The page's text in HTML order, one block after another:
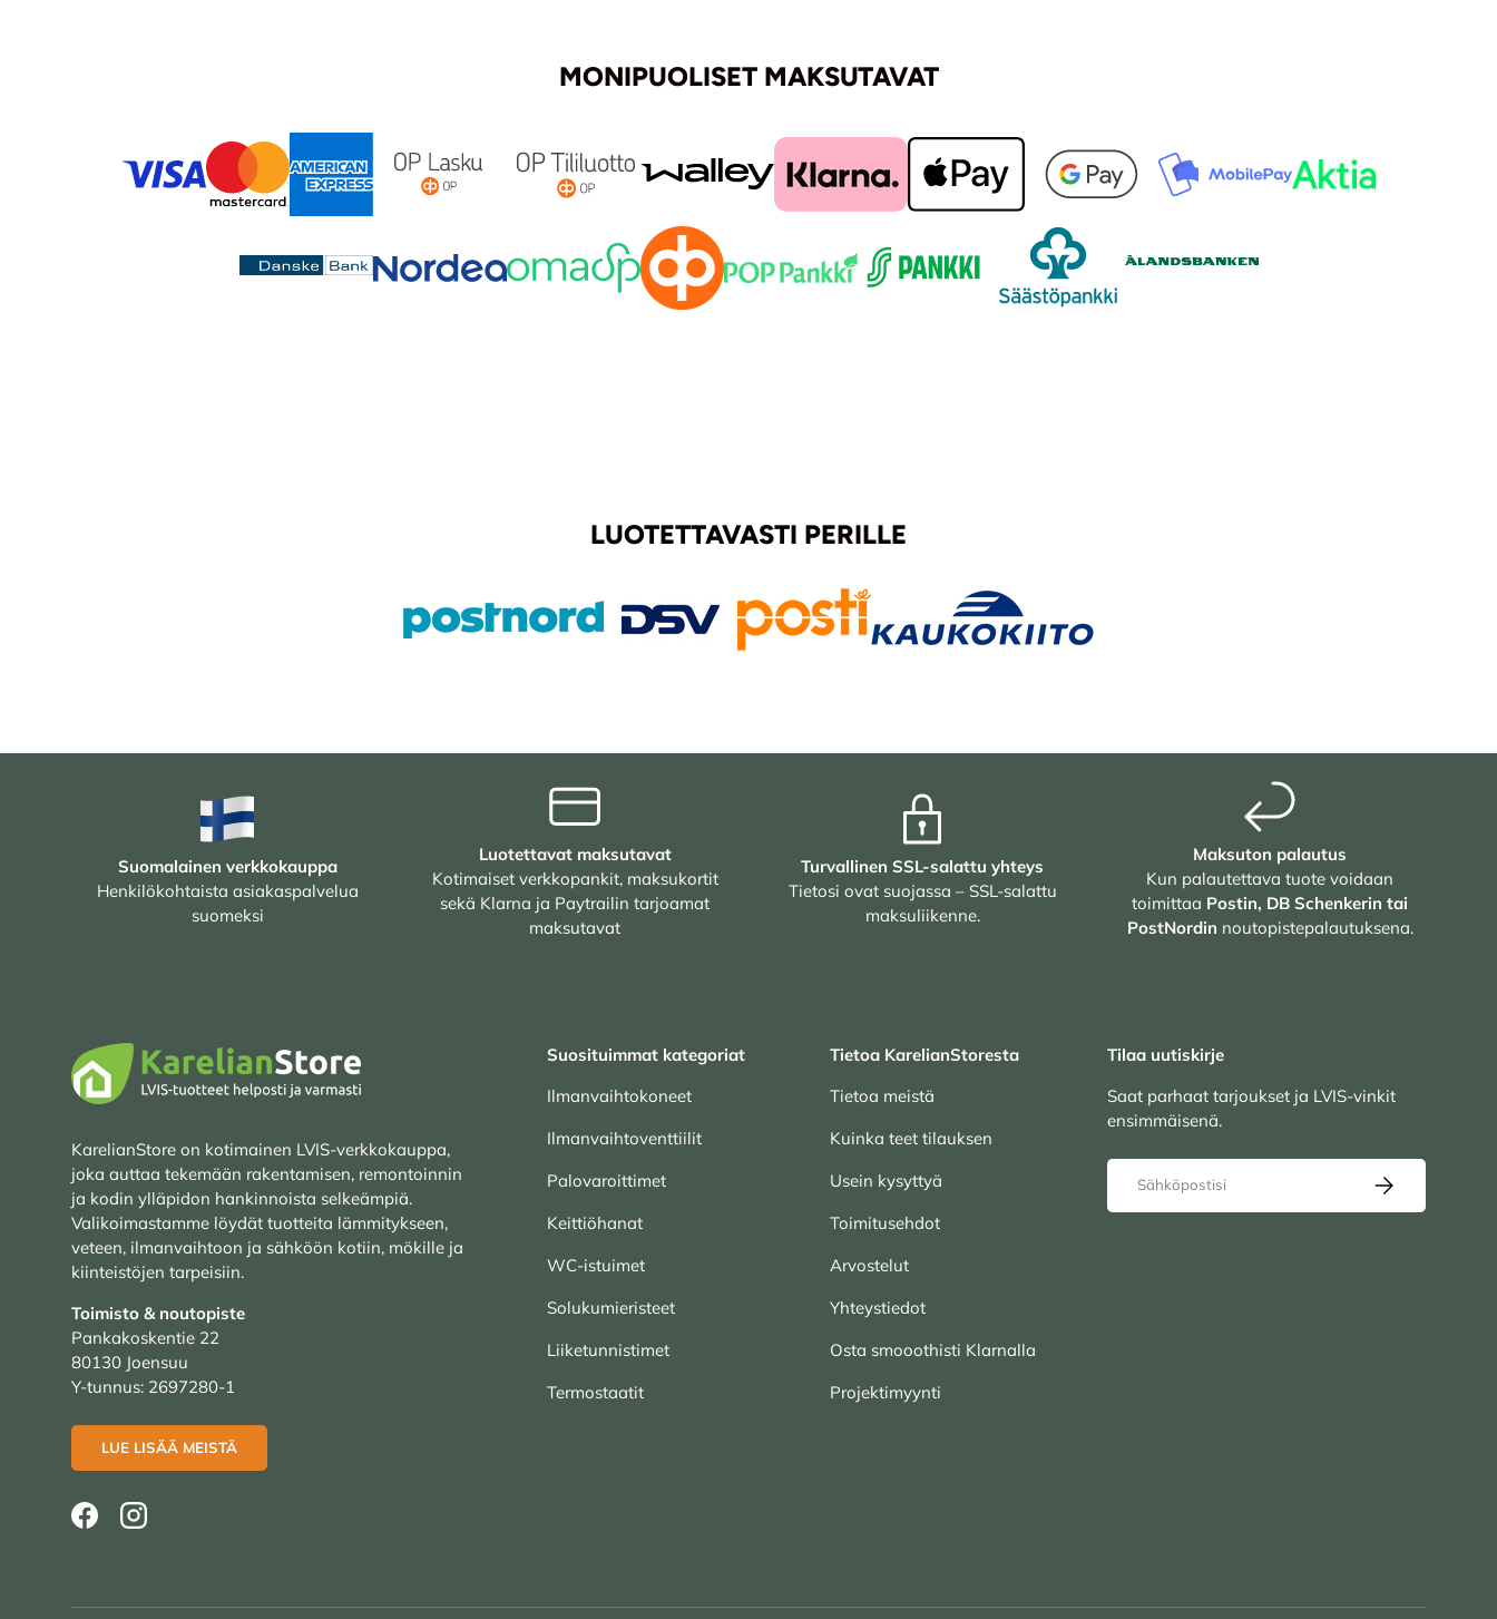
MONIPUOLISET MAKSUTAVAT
LUOTETTAVASTI PERILLE
Suomalainen verkkokauppa
Henkilökohtaista asiakaspalvelua
suomeksi
Luotettavat maksutavat
Kotimaiset verkkopankit, maksukortit
sekä Klarna ja Paytrailin tarjoamat
maksutavat
Turvallinen SSL-salattu yhteys
Tietosi ovat suojassa – SSL-salattu
maksuliikenne.
Maksuton palautus
Kun palautettava tuote voidaan
toimittaa Postin, DB Schenkerin tai
PostNordin noutopistepalautuksena.
KarelianStore on kotimainen LVIS-verkkokauppa,
joka auttaa tekemään rakentamisen, remontoinnin
ja kodin ylläpidon hankinnoista selkeämpiä.
Valikoimastamme löydät tuotteita lämmitykseen,
veteen, ilmanvaihtoon ja sähköön kotiin, mökille ja
kiinteistöjen tarpeisiin.
Toimisto & noutopiste
Pankakoskentie 22
80130 Joensuu
Y-tunnus: 2697280-1
LUE LISÄÄ MEISTÄ
FacebookInstagram
Suosituimmat kategoriat
Ilmanvaihtokoneet
Ilmanvaihtoventtiilit
Palovaroittimet
Keittiöhanat
WC-istuimet
Solukumieristeet
Liiketunnistimet
Termostaatit
Tietoa KarelianStoresta
Tietoa meistä
Kuinka teet tilauksen
Usein kysyttyä
Toimitusehdot
Arvostelut
Yhteystiedot
Osta smooothisti Klarnalla
Projektimyynti
Tilaa uutiskirje
Saat parhaat tarjoukset ja LVIS-vinkit
ensimmäisenä.
Sähköposti
TILAA